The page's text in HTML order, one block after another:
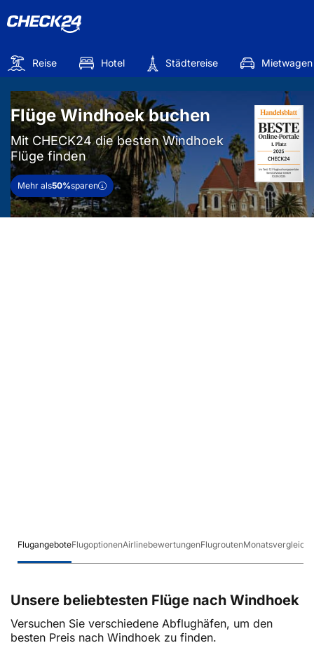
Reise Hotel Städtereise Mietwagen
Flüge Windhoek buchen
Mit CHECK24 die besten Windhoek
Flüge finden
Mehr als50%sparen
FlugangeboteFlugoptionenAirlinebewertungenFlugroutenMonatsvergleich
Unsere beliebtesten Flüge nach Windhoek
Versuchen Sie verschiedene Abflughäfen, um den
besten Preis nach Windhoek zu finden.